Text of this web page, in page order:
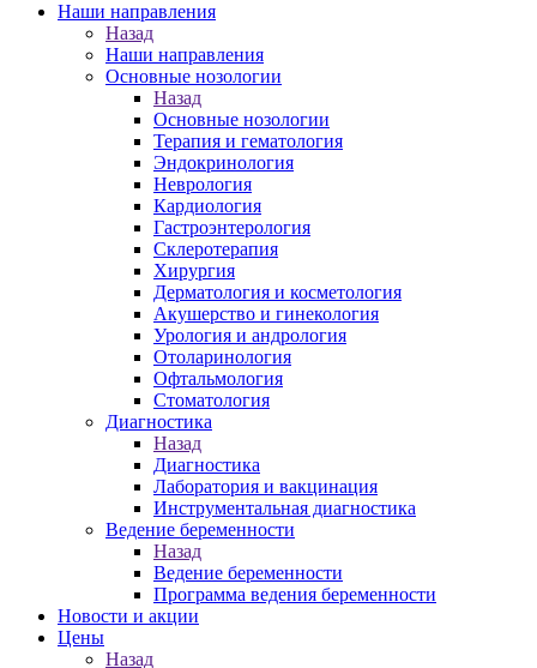
Наши направления
Назад
Наши направления
Основные нозологии
Назад
Основные нозологии
Терапия и гематология
Эндокринология
Неврология
Кардиология
Гастроэнтерология
Склеротерапия
Хирургия
Дерматология и косметология
Акушерство и гинекология
Урология и андрология
Отоларинология
Офтальмология
Стоматология
Диагностика
Назад
Диагностика
Лаборатория и вакцинация
Инструментальная диагностика
Ведение беременности
Назад
Ведение беременности
Программа ведения беременности
Новости и акции
Цены
Назад